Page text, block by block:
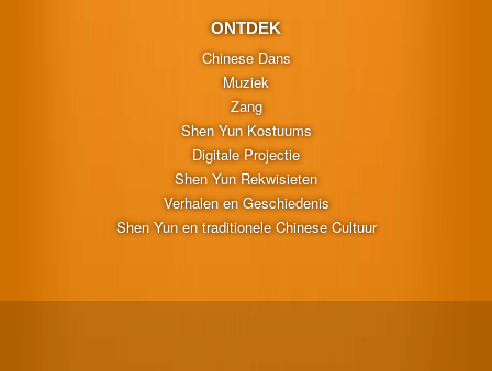
ONTDEK
Chinese Dans
Muziek
Zang
Shen Yun Kostuums
Digitale Projectie
Shen Yun Rekwisieten
Verhalen en Geschiedenis
Shen Yun en traditionele Chinese Cultuur